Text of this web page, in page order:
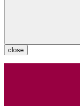
close